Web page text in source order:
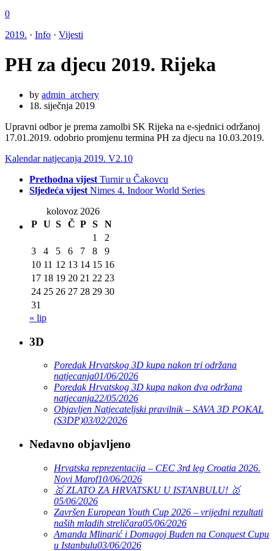
0
2019. · Info · Vijesti
PH za djecu 2019. Rijeka
by admin_archery
18. siječnja 2019
Upravni odbor je prema zamolbi SK Rijeka na e-sjednici održanoj
17.01.2019. odobrio promjenu termina PH za djecu na 10.03.2019.
Kalendar natjecanja 2019. V2.10
Prethodna vijest Turnir u Čakovcu
Sljedeća vijest Nimes 4. Indoor World Series
kolovoz 2026
P U S Č P S
N
1
2
3
4 5 6 7 8
9
10 11 12 13 14 15 16
17 18 19 20 21 22 23
24 25 26 27 28 29 30
31
« lip
3D
Poredak Hrvatskog 3D kupa nakon tri održana
natjecanja01/06/2026
Poredak Hrvatskog 3D kupa nakon dva održana
natjecanja22/05/2026
Objavljen Natjecateljski pravilnik – SAVA 3D POKAL
(S3DP)03/02/2026
Nedavno objavljeno
Hrvatska reprezentacija – CEC 3rd leg Croatia 2026.
Novi Marof10/06/2026
🥇 ZLATO ZA HRVATSKU U ISTANBULU! 🥇
05/06/2026
Završen European Youth Cup 2026 – vrijedni rezultati
naših mladih streličara05/06/2026
Amanda Mlinarić i Domagoj Buden na Conquest Cupu
u Istanbulu03/06/2026